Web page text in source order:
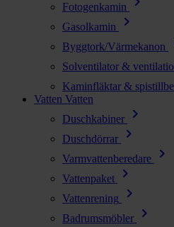
Fotogenkamin
Gasolkamin chevron_right
Byggtork/Värmekanon
Solventilator &
Kaminfläktar &
Vatten Vatten
Duschkabiner
chevron_right
Duschdörrar chevron_right
Varmvattenberedare chevron_right
Vattenpaket chevron_right
Vattenrening chevron_right
Badrumsmöbler chevron_right